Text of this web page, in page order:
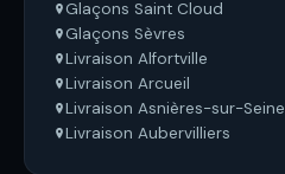
Glaçons Saint Cloud
Glaçons Sèvres
Livraison Alfortville
Livraison Arcueil
Livraison Asnières-sur-Seine
Livraison Aubervilliers